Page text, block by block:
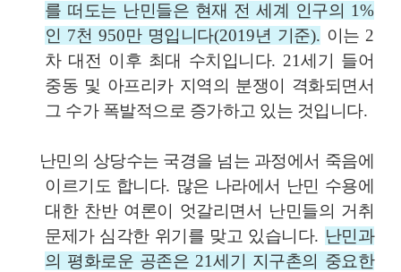
를 떠도는 난민들은 현재 전 세계 인구의 1%
인 7천 950만 명입니다(2019년 기준). 이는2
차 대전 이후 최대 수치입니다. 21세기 들어
중동 및 아프리카 지역의 분쟁이 격화되면서
그 수가 폭발적으로 증가하고 있는 것입니다.
난민의 상당수는 국경을 넘는 과정에서 죽음에
이르기도 합니다. 많은 나라에서 난민 수용에
대한 찬반 여론이 엇갈리면서 난민들의 거취
문제가 심각한 위기를 맞고 있습니다. 난민과
의 평화로운 공존은21세기 지구촌의 중요한